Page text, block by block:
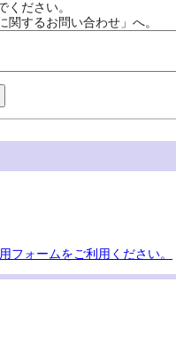
ださい。
するお問い合わせ」へ。
ォームをご利用ください。